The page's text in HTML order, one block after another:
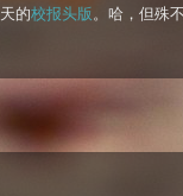
的校报头版。哈，但殊